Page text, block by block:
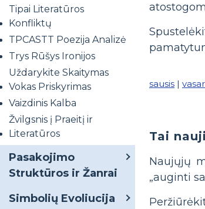
Tipai Literatūros
Konfliktų
TPCASTT Poezija Analizė
Trys Rūšys Ironijos
Uždarykite Skaitymas
Vokas Priskyrimas
Vaizdinis Kalba
Žvilgsnis į Praeitį ir
Literatūros
Pasakojimo
Struktūros ir Žanrai
Simbolių Evoliucija
sausis |
Tai
Naujųjų
„auginti